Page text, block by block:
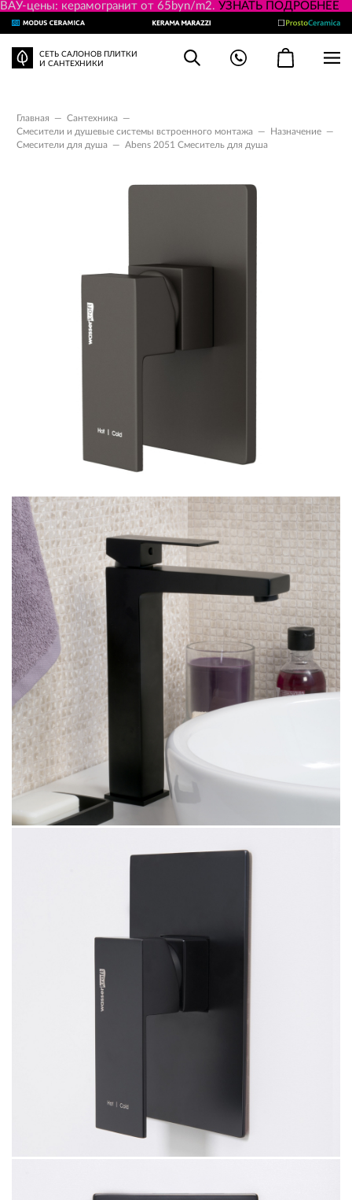
ВАУ-цены: керамогранит от 65byn/m2. УЗНАТЬ ПОДРОБНЕЕ
СЕТЬ САЛОНОВ ПЛИТКИ
И САНТЕХНИКИ
Главная — Сантехника
—
Смесители и душевые системы встроенного монтажа
— Назначение —
Смесители для душа
— Abens 2051 Смеситель для душа